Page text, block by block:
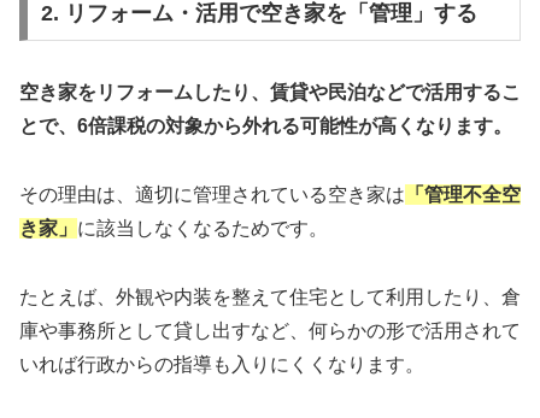
2. リフォーム・活用で空き家を「管理」する
空き家をリフォームしたり、賃貸や民泊などで活用するこ
とで、6倍課税の対象から外れる可能性が高くなります。
その理由は、適切に管理されている空き家は 「管理不全空
き家」 に該当しなくなるためです。
たとえば、外観や内装を整えて住宅として利用したり、倉
庫や事務所として貸し出すなど、何らかの形で活用されて
いれば行政からの指導も入りにくくなります。